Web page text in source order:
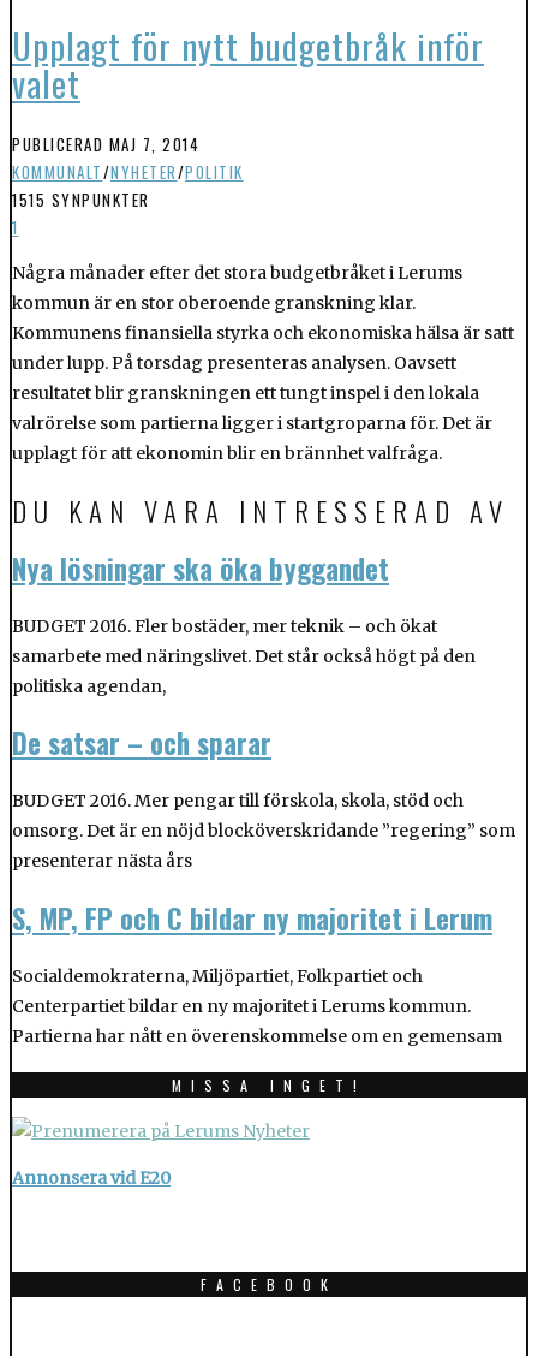
Upplagt för nytt budgetbråk inför
valet
PUBLICERAD MAJ 7, 2014
KOMMUNALT/NYHETER/POLITIK
1515 SYNPUNKTER
1
Några månader efter det stora budgetbråket i Lerums
kommun är en stor oberoende granskning klar.
Kommunens finansiella styrka och ekonomiska hälsa är satt
under lupp. På torsdag presenteras analysen. Oavsett
resultatet blir granskningen ett tungt inspel i den lokala
valrörelse som partierna ligger i startgroparna för. Det är
upplagt för att ekonomin blir en brännhet valfråga.
DU KAN VARA INTRESSERAD AV
Nya lösningar ska öka byggandet
BUDGET 2016. Fler bostäder, mer teknik – och ökat
samarbete med näringslivet. Det står också högt på den
politiska agendan,
De satsar – och sparar
BUDGET 2016. Mer pengar till förskola, skola, stöd och
omsorg. Det är en nöjd blocköverskridande ”regering” som
presenterar nästa års
S, MP, FP och C bildar ny majoritet i Lerum
Socialdemokraterna, Miljöpartiet, Folkpartiet och
Centerpartiet bildar en ny majoritet i Lerums kommun.
Partierna har nått en överenskommelse om en gemensam
MISSA INGET!
Annonsera vid E20
FACEBOOK